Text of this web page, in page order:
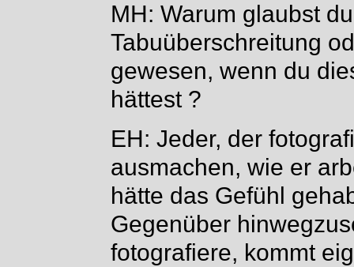
MH: Warum glaubst
Tabuüberschreitung
gewesen, wenn du
hättest ?
EH: Jeder, der
ausmachen, wie er
hätte das Gefühl
Gegenüber
fotografiere, kommt